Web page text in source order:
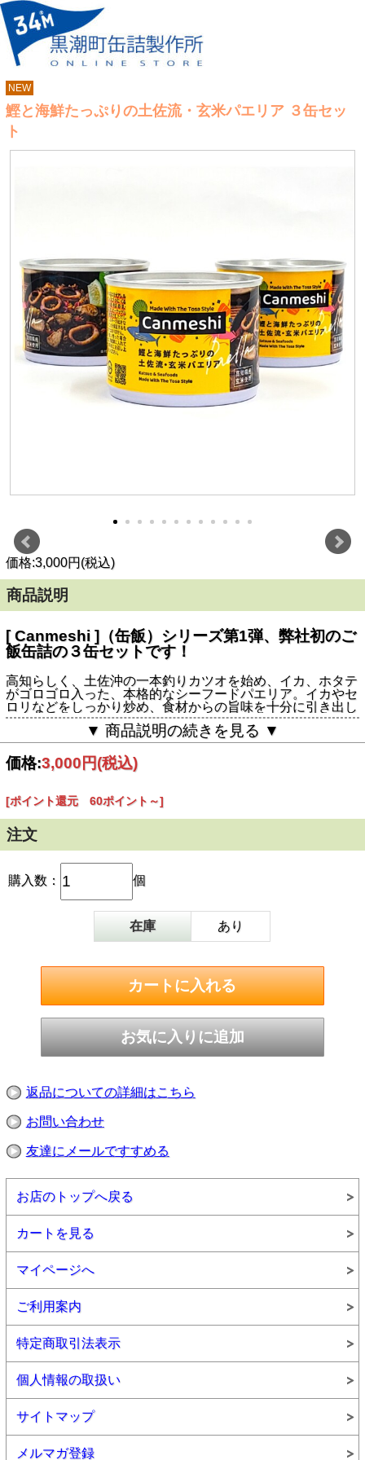
NEW
鰹と海鮮たっぷりの土佐流・玄米パエリア ３缶セッ
ト
価格:3,000円(税込)
商品説明
[ Canmeshi ]（缶飯）シリーズ第1弾、弊社初のご
飯缶詰の３缶セットです！
高知らしく、土佐沖の一本釣りカツオを始め、イカ、ホタテ
がゴロゴロ入った、本格的なシーフードパエリア。イカやセ
ロリなどをしっかり炒め、食材からの旨味を十分に引き出し
て味付けに生かしています。しかも、玄米を使っているから
食物繊維が豊富！
白ワインと相性抜群。
ホームパーティーで「おうちバル」、キャンプやアウトドア
ーンでお楽しみいただけること請け合いです！
玄米、パエリアと聞くと、とっても手間と時間ががかかりそ
うですが、フタを開けずに10分ほど湯せんするだけで、本格
的なパエリアがお手軽に楽しめます！
そのままでも問題ありませんが、湯せんして温めた方がより
おいしく召し上がれます。
（※注意：缶のまま直火にかけるのは危険ですのでお控えく
ださい。）
また、ホイルをかぶせてフライパンなどで熱し（お好みで油
をひく、コツは弱火！）、軽く焦げ目をつけるとより本格的
【参考】ギフト箱のサイズ：82mm×245mm×73mm
＜商品詳細＞
本品は、すべて8大アレルゲン（えび、かに、くるみ、小
麦、そば、卵、乳、落花生（ピーナッツ））不使用で
カ、にんじん、セロリ、にんにく）、かつお、いか、ト
マト・ピューレーづけ、ほたて貝、オリーブ油、ワイ
ン、ブイヨン、天日塩、こんにゃく粉加工品（粉あめ、
こんにゃく粉）、こんぶパウダー、ブラックペッパー、
●内容量182g
●賞味期限：製造日より3年
●栄養成分表示（1缶182g当り）
エネルギー 315kcal
たんぱく質 12.9g
脂質 10.7g
炭水化物 41.5g
食塩相当量 1.8g
●包装用紙をお選びいただけます
包装紙は現在３種類から選択できます。ご希望の包
装用紙をご注文時にご選択ください。
▼ 商品説明の続きを見る ▼
価格:3,000円(税込)
[ポイント還元 60ポイント～]
注文
購入数： 個
在庫 あり
返品についての詳細はこちら
お問い合わせ
友達にメールですすめる
お店のトップへ戻る
カートを見る
マイページへ
ご利用案内
特定商取引法表示
個人情報の取扱い
サイトマップ
メルマガ登録